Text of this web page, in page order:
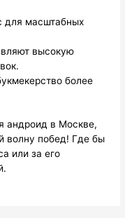
для масштабных
высокую
более
андроид в Москве,
волну побед! Где бы
или за его